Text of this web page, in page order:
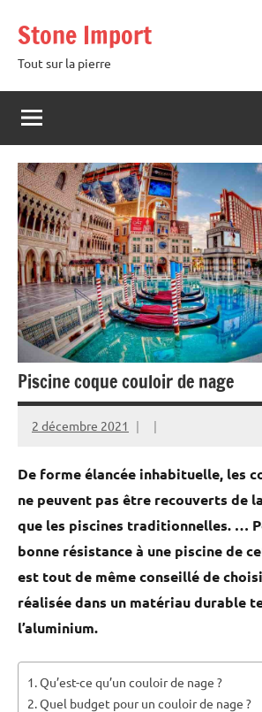
contenu
Stone Import
Tout sur la pierre
Piscine coque couloir de nage
2 décembre 2021
De forme élancée inhabituelle, les
ne peuvent pas être recouverts de
que les piscines traditionnelles. …
bonne résistance à une piscine de
est tout de même conseillé de
réalisée dans un matériau durable
l’aluminium.
Qu’est-ce qu’un couloir de nage ?
Quel budget pour un couloir de nage ?